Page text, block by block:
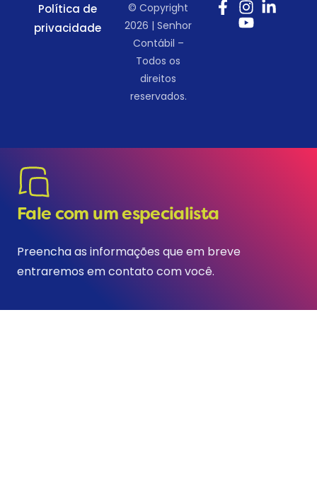
Política de
privacidade
© Copyright
2026 | Senhor
Contábil –
Todos os
direitos
reservados.
Fale com um especialista
Preencha as informações que em breve
entraremos em contato com você.